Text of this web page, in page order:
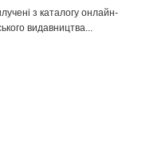
з каталогу онлайн-
видавництва...